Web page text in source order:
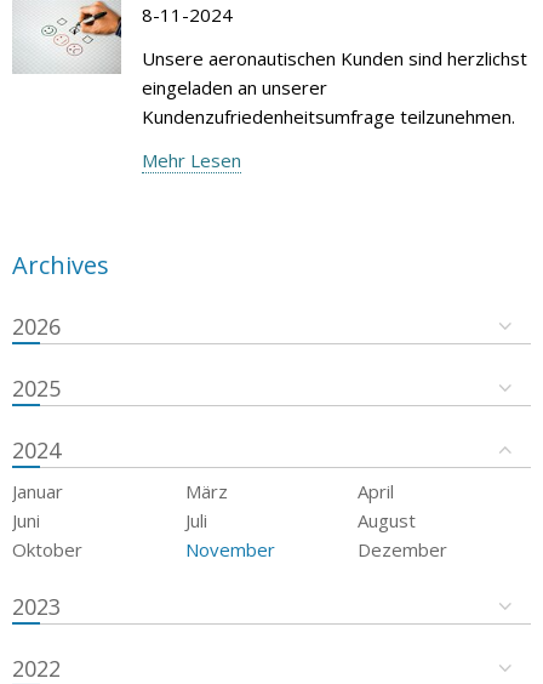
8-11-2024
Unsere aeronautischen Kunden sind herzlichst
eingeladen an unserer
Kundenzufriedenheitsumfrage teilzunehmen.
Mehr Lesen
Archives
2026
2025
2024
Januar März
April
Juni
Juli
August
Oktober
November Dezember
2023
2022